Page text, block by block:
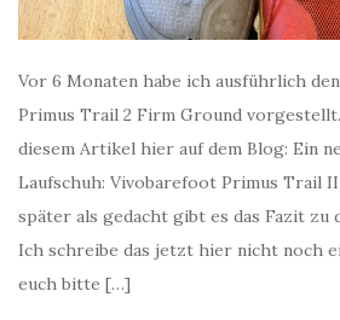
Vor 6 Monaten habe ich ausführlich
Primus Trail 2 Firm Ground
diesem Artikel hier auf dem Blog: Ein
Laufschuh: Vivobarefoot Primus Trail
später als gedacht gibt es das Fazit zu
Ich schreibe das jetzt hier nicht noch
euch bitte […]